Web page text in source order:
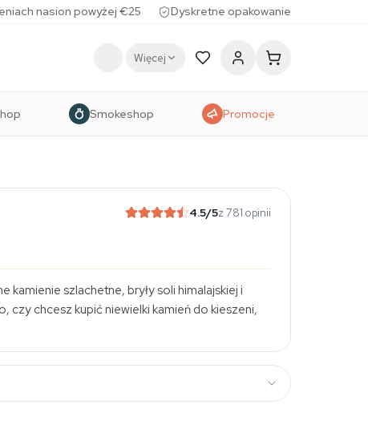
nasion powyżej €25 Dyskretne opakowanie
Więcej
Smokeshop Promocje
4.5/5z 781 opinii
kamienie szlachetne, bryły soli himalajskiej i
czy chcesz kupić niewielki kamień do kieszeni,